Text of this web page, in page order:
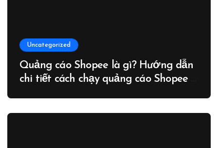
Uncategorized
Quảng cáo Shopee là gì? Hướng dẫn
chi tiết cách chạy quảng cáo Shopee –